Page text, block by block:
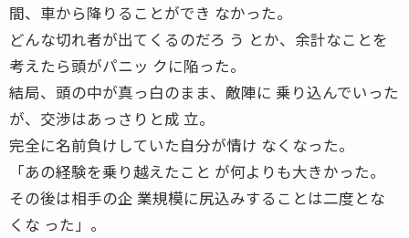
間、車から降りることができ なかった。
どんな切れ者が出てくるのだろ う とか、余計なことを
考えたら頭がパニッ クに陥った。
結局、頭の中が真っ白のまま、敵陣に 乗り込んでいった
が、交渉はあっさりと成 立。
完全に名前負けしていた自分が情け なくなった。
「あの経験を乗り越えたこと が何よりも大きかった。
その後は相手の企 業規模に尻込みすることは二度とな
くな った」。